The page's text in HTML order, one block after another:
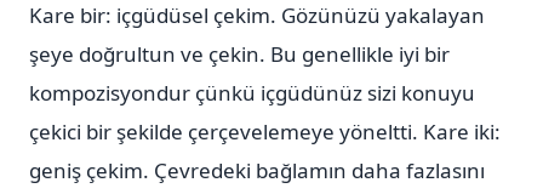
Kare bir: içgüdüsel çekim. Gözünüzü yakalayan
şeye doğrultun ve çekin. Bu genellikle iyi bir
kompozisyondur çünkü içgüdünüz sizi konuyu
çekici bir şekilde çerçevelemeye yöneltti. Kare iki:
geniş çekim. Çevredeki bağlamın daha fazlasını